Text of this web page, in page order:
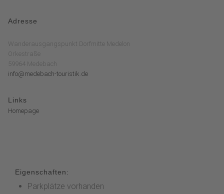
Adresse
Wanderausgangspunkt Dorfmitte Medelon
Orkestraße
59964 Medebach
info@medebach-touristik.de
Links
Homepage
Eigenschaften:
Parkplätze vorhanden